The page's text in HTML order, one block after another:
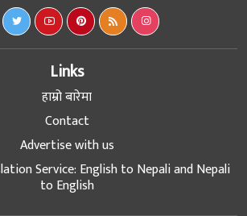
Links
हाम्रो बारेमा
Contact
Advertise with us
Service: English to Nepali and Nepali
to English